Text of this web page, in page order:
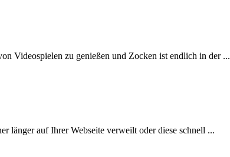
Videospielen zu genießen und Zocken ist endlich in der ...
länger auf Ihrer Webseite verweilt oder diese schnell ...